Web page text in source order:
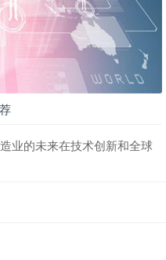
业的未来在技术创新和全球